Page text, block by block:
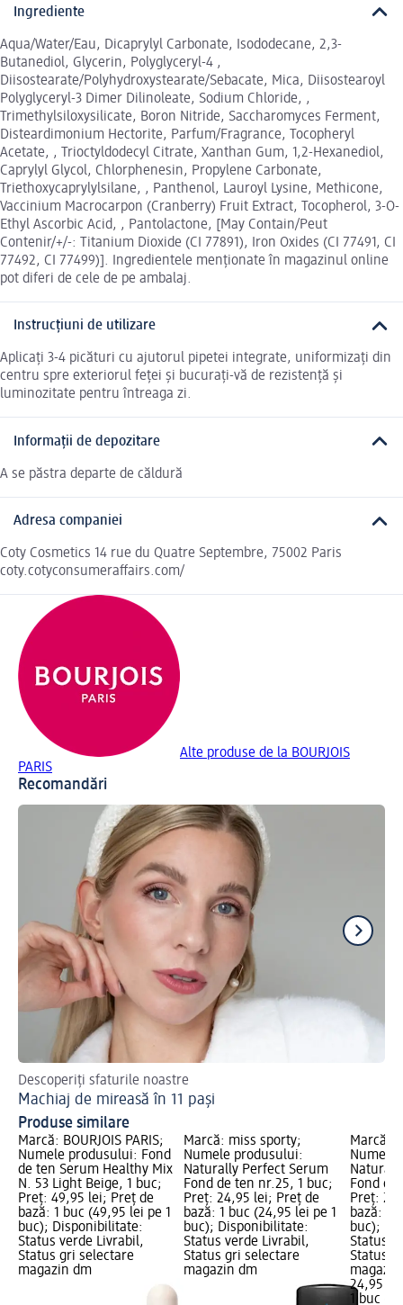
Ingrediente
Aqua/Water/Eau, Dicaprylyl Carbonate, Isododecane, 2,3-
Butanediol, Glycerin, Polyglyceryl-4 ,
Diisostearate/Polyhydroxystearate/Sebacate, Mica, Diisostearoyl
Polyglyceryl-3 Dimer Dilinoleate, Sodium Chloride, ,
Trimethylsiloxysilicate, Boron Nitride, Saccharomyces Ferment,
Disteardimonium Hectorite, Parfum/Fragrance, Tocopheryl
Acetate, , Trioctyldodecyl Citrate, Xanthan Gum, 1,2-Hexanediol,
Caprylyl Glycol, Chlorphenesin, Propylene Carbonate,
Triethoxycaprylylsilane, , Panthenol, Lauroyl Lysine, Methicone,
Vaccinium Macrocarpon (Cranberry) Fruit Extract, Tocopherol, 3-O-
Ethyl Ascorbic Acid, , Pantolactone, [May Contain/Peut
Contenir/+/-: Titanium Dioxide (CI 77891), Iron Oxides (CI 77491, CI
77492, CI 77499)]. Ingredientele menționate în magazinul online
pot diferi de cele de pe ambalaj.
Instrucțiuni de utilizare
Aplicați 3-4 picături cu ajutorul pipetei integrate, uniformizați din
centru spre exteriorul feței și bucurați-vă de rezistență și
luminozitate pentru întreaga zi.
Informații de depozitare
A se păstra departe de căldură
Adresa companiei
Coty Cosmetics 14 rue du Quatre Septembre, 75002 Paris
coty.cotyconsumeraffairs.com/
Alte produse de la BOURJOIS
PARIS
Recomandări
Descoperiți sfaturile noastre
Machiaj de mireasă în 11 pași
Produse similare
Marcă: BOURJOIS PARIS;
Numele produsului: Fond
de ten Serum Healthy Mix
N. 53 Light Beige, 1 buc;
Preț: 49,95 lei; Preț de
bază: 1 buc (49,95 lei pe 1
buc); Disponibilitate:
Status verde Livrabil,
Status gri selectare
magazin dm
Marcă: miss sporty;
Numele produsului:
Naturally Perfect Serum
Fond de ten nr.25, 1 buc;
Preț: 24,95 lei; Preț de
bază: 1 buc (24,95 lei pe 1
buc); Disponibilitate:
Status verde Livrabil,
Status gri selectare
magazin dm
Marcă:
Numele
Fond
Preț:
bază: 1
buc);
Status
Status
24,95 lei
1 buc